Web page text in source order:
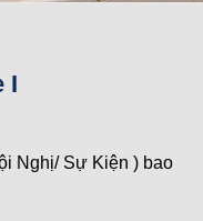
I
Nghị/ Sự Kiện ) bao